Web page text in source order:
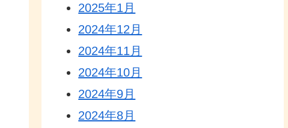
2025年1月
2024年12月
2024年11月
2024年10月
2024年9月
2024年8月